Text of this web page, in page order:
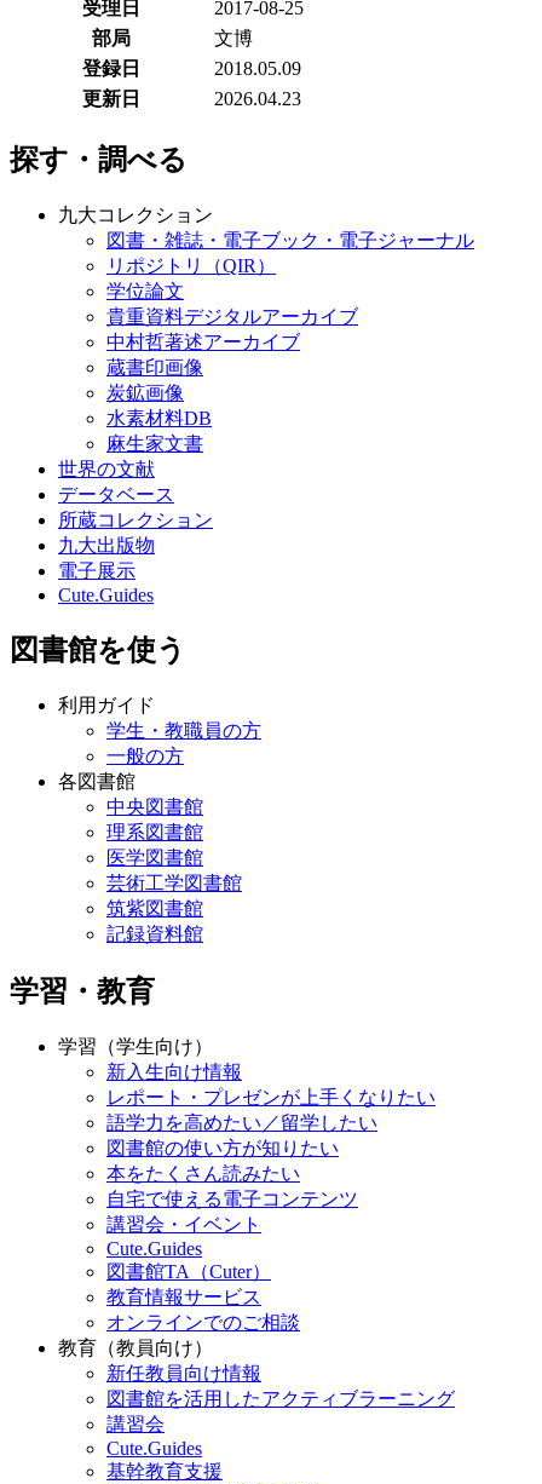
受理日
2017-08-25
部局
文博
登録日
2018.05.09
更新日
2026.04.23
探す・調べる
九大コレクション
図書・雑誌・電子ブック・電子ジャーナル
リポジトリ（QIR）
学位論文
貴重資料デジタルアーカイブ
中村哲著述アーカイブ
蔵書印画像
炭鉱画像
水素材料DB
麻生家文書
世界の文献
データベース
所蔵コレクション
九大出版物
電子展示
Cute.Guides
図書館を使う
利用ガイド
学生・教職員の方
一般の方
各図書館
中央図書館
理系図書館
医学図書館
芸術工学図書館
筑紫図書館
記録資料館
学習・教育
学習（学生向け）
新入生向け情報
レポート・プレゼンが上手くなりたい
語学力を高めたい／留学したい
図書館の使い方が知りたい
本をたくさん読みたい
自宅で使える電子コンテンツ
講習会・イベント
Cute.Guides
図書館TA（Cuter）
教育情報サービス
オンラインでのご相談
教育（教員向け）
新任教員向け情報
図書館を活用したアクティブラーニング
講習会
Cute.Guides
基幹教育支援